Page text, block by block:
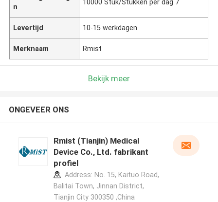
n
10000 Stuk/Stukken per dag 7
Levertijd 10-15 werkdagen
Merknaam Rmist
Bekijk meer
ONGEVEER ONS
Rmist (Tianjin) Medical
Device Co., Ltd. fabrikant
profiel
Address: No. 15, Kaituo Road,
Balitai Town, Jinnan District,
Tianjin City 300350 ,China